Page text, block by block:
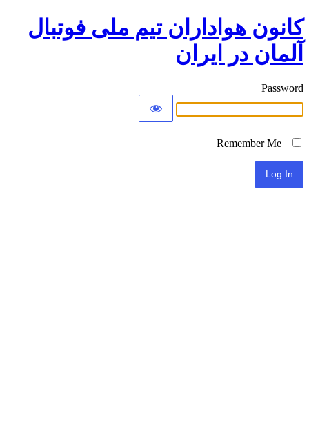
کانون هواداران تیم ملی فوتبال
آلمان در ایران
Password
Remember Me